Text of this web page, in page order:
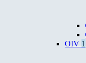
OIV 1